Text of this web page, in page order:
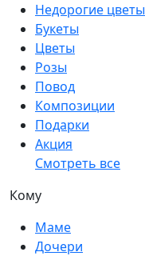
Недорогие цветы
Букеты
Цветы
Розы
Повод
Композиции
Подарки
Акция
Смотреть все
Кому
Маме
Дочери